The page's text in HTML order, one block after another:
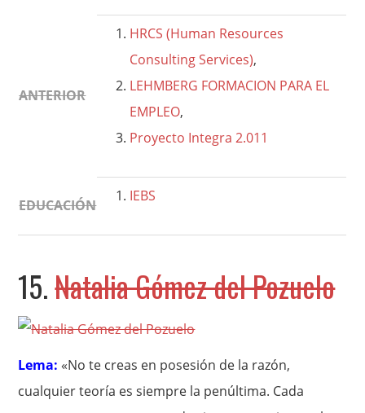
ANTERIOR
HRCS (Human Resources
Consulting Services),
LEHMBERG FORMACION PARA EL
EMPLEO,
Proyecto Integra 2.011
EDUCACIÓN
IEBS
15.Natalia Gómez del Pozuelo
Lema: «No te creas en posesión de la razón,
cualquier teoría es siempre la penúltima. Cada